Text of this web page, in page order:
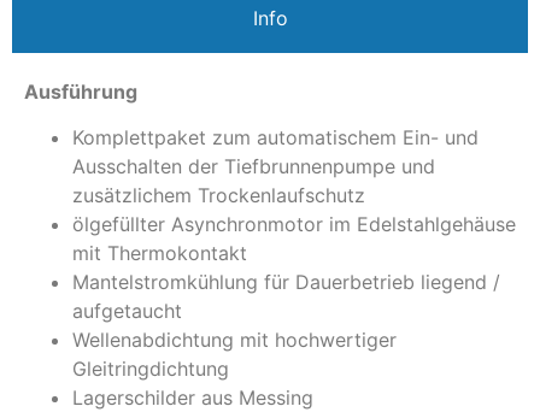
Info
Ausführung
Komplettpaket zum automatischem Ein- und
Ausschalten der Tiefbrunnenpumpe und
zusätzlichem Trockenlaufschutz
ölgefüllter Asynchronmotor im Edelstahlgehäuse
mit Thermokontakt
Mantelstromkühlung für Dauerbetrieb liegend /
aufgetaucht
Wellenabdichtung mit hochwertiger
Gleitringdichtung
Lagerschilder aus Messing